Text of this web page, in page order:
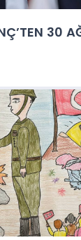
30